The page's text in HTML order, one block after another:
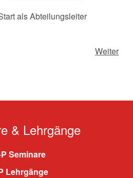
als Abteilungsleiter
Weiter
& Lehrgänge
Seminare
Lehrgänge